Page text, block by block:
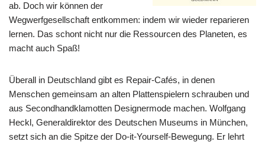
ab. Doch wir können der
Wegwerfgesellschaft entkommen: indem wir wieder reparieren
lernen. Das schont nicht nur die Ressourcen des Planeten, es
macht auch Spaß!
Überall in Deutschland gibt es Repair-Cafés, in denen
Menschen gemeinsam an alten Plattenspielern schrauben und
aus Secondhandklamotten Designermode machen. Wolfgang
Heckl, Generaldirektor des Deutschen Museums in München,
setzt sich an die Spitze der Do-it-Yourself-Bewegung. Er lehrt